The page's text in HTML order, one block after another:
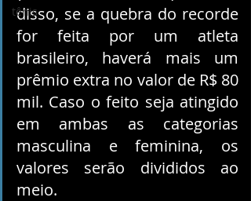
tênis
disso, se a quebra do recorde
for feita por um atleta
brasileiro, haverá mais um
prêmio extra no valor de R$ 80
mil. Caso o feito seja atingido
em ambas as categorias
masculina e feminina, os
valores serão divididos ao
meio.